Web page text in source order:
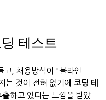
테스트
고, 채용방식이 "블라인
는 것이 전혀 없기에 코딩 테
출하고 있다는 느낌을 받았